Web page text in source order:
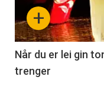
+
Når du er lei gin
trenger